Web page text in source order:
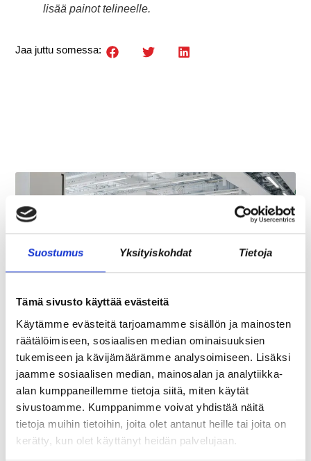
Suostumus Yksityiskohdat Tietoja
Tämä sivusto käyttää evästeitä
Käytämme evästeitä tarjoamamme sisällön ja mainosten
räätälöimiseen, sosiaalisen median ominaisuuksien
tukemiseen ja kävijämäärämme analysoimiseen. Lisäksi
jaamme sosiaalisen median, mainosalan ja analytiikka-
alan kumppaneillemme tietoja siitä, miten käytät
sivustoamme. Kumppanimme voivat yhdistää näitä
tietoja muihin tietoihin, joita olet antanut heille tai joita on
kerätty, kun olet käyttänyt heidän palvelujaan.
lisää painot telineelle.
Jaa juttu somessa:
REKRY: TILA- JA
LABORATORIOKOORDINAATTORI (OSA-
AIKAINEN)